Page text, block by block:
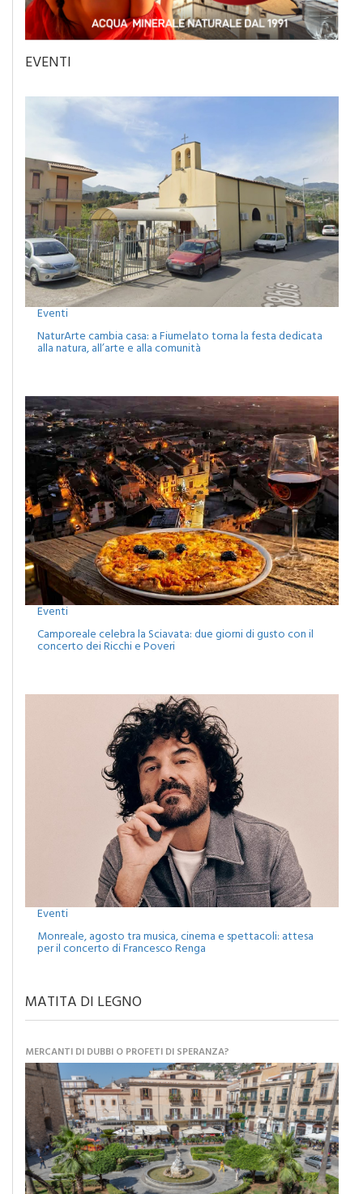
EVENTI
Eventi
NaturArte cambia casa: a Fiumelato torna la festa dedicata
alla natura, all’arte e alla comunità
Eventi
Camporeale celebra la Sciavata: due giorni di gusto con il
concerto dei Ricchi e Poveri
Monreale, agosto tra musica, cinema e spettacoli: attesa
per il concerto di Francesco Renga